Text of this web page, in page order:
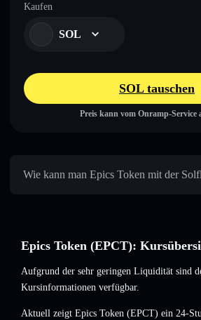
Kaufen
SOL
SOL tauschen
Preis kann vom Onramp-Service
Wie kann man Epics Token mit der
Epics Token (EPCT):
Aufgrund der sehr geringen Liquidität sind
Kursinformationen verfügbar.
Aktuell zeigt Epics Token (EPCT) ein 24-